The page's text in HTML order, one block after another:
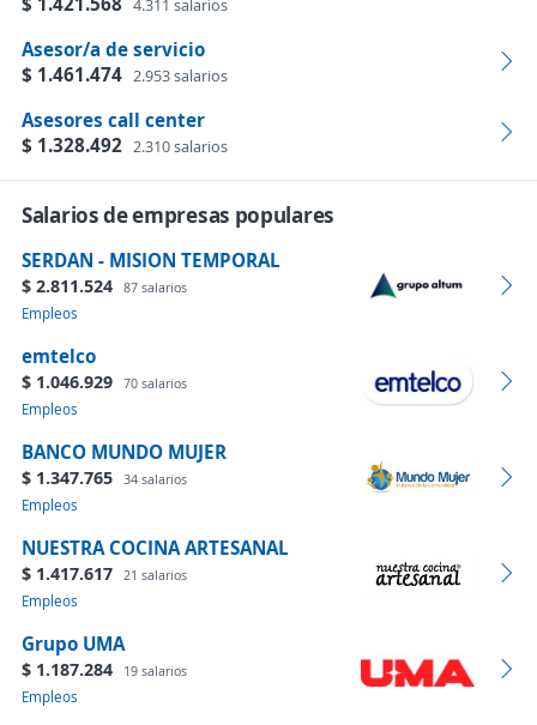
4.311 salarios
Asesor/a de servicio
$ 1.461.474 2.953 salarios
Asesores call center
$ 1.328.492 2.310 salarios
Salarios de empresas populares
SERDAN - MISION TEMPORAL
$ 2.811.524 87 salarios
Empleos
emtelco
$ 1.046.929 70 salarios
Empleos
BANCO MUNDO MUJER
$ 1.347.765 34 salarios
Empleos
NUESTRA COCINA ARTESANAL
$ 1.417.617 21 salarios
Empleos
Grupo UMA
$ 1.187.284 19 salarios
Empleos